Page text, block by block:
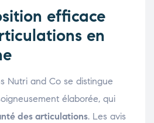
efficace
en
Nutri and Co se distingue
élaborée, qui
des articulations. Les avis